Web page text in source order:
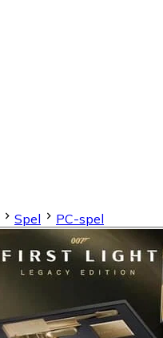
Spel PC-spel